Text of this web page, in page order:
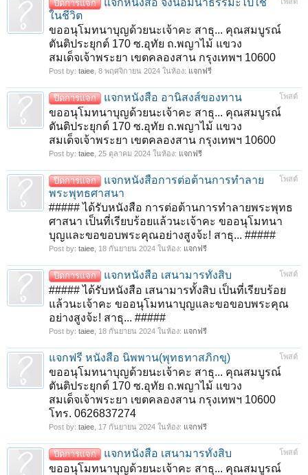
ปิดการแจก
แจกหนังสือ จงน้อมนำธรรมะไปใช้
ในชีวิต
ขออนุโมทนาบุญด้วยนะเจ้าคะ สาธุ... คุณสมบูรณ์
ตันติประยุกต์ 170 ซ.อุทัย ถ.พญาไม้ แขวง
สมเด็จเจ้าพระยา เขตคลองสาน กรุงเทพฯ 10600
Post by: taiee 8 พฤศจิกายน 2024 ในห้อง: แจกฟรี
โพสต์
ปิดการแจก
แจกหนังสือ อานิสงส์ของทาน
ขออนุโมทนาบุญด้วยนะเจ้าคะ สาธุ... คุณสมบูรณ์
ตันติประยุกต์ 170 ซ.อุทัย ถ.พญาไม้ แขวง
สมเด็จเจ้าพระยา เขตคลองสาน กรุงเทพฯ 10600
Post by: taiee 25 ตุลาคม 2024 ในห้อง: แจกฟรี
โพสต์
ปิดการแจก
แจกหนังสือการต่อต้านการทำลาย
พระพุทธศาสนา
##### ได้รับหนังสือ การต่อต้านการทำลายพระพุทธ
ศาสนา เป็นที่เรียบร้อยแล้วนะเจ้าคะ ขออนุโมทนา
บุญและขอขอบพระคุณอย่างสูงจ้ะ! สาธุ... #####
Post by: taiee 18 กันยายน 2024 ในห้อง: แจกฟรี
โพสต์
ปิดการแจก
แจกหนังสือ เสนามารทั้งสิบ
##### ได้รับหนังสือ เสนามารทั้งสิบ เป็นที่เรียบร้อย
แล้วนะเจ้าคะ ขออนุโมทนาบุญและขอขอบพระคุณ
อย่างสูงจ้ะ! สาธุ... #####
Post by: taiee 18 กันยายน 2024 ในห้อง: แจกฟรี
โพสต์
แจกฟรี หนังสือ นิพพาน(พุทธทาสภิกขุ)
ขออนุโมทนาบุญด้วยนะเจ้าคะ สาธุ... คุณสมบูรณ์
ตันติประยุกต์ 170 ซ.อุทัย ถ.พญาไม้ แขวง
สมเด็จเจ้าพระยา เขตคลองสาน กรุงเทพฯ 10600
โทร. 0626837274
Post by: taiee 17 กันยายน 2024 ในห้อง: แจกฟรี
โพสต์
ปิดการแจก
แจกหนังสือ เสนามารทั้งสิบ
ขออนุโมทนาบุญด้วยนะเจ้าคะ สาธุ... คุณสมบูรณ์